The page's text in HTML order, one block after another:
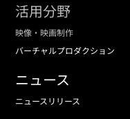
活用分野
映像・映画制作
バーチャルプロダクション
ニュース
ニュースリリース